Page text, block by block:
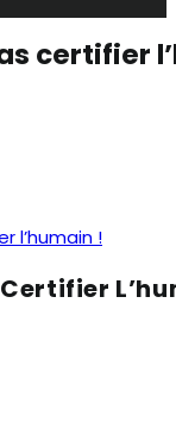
certifier
l’humain !
Certifier